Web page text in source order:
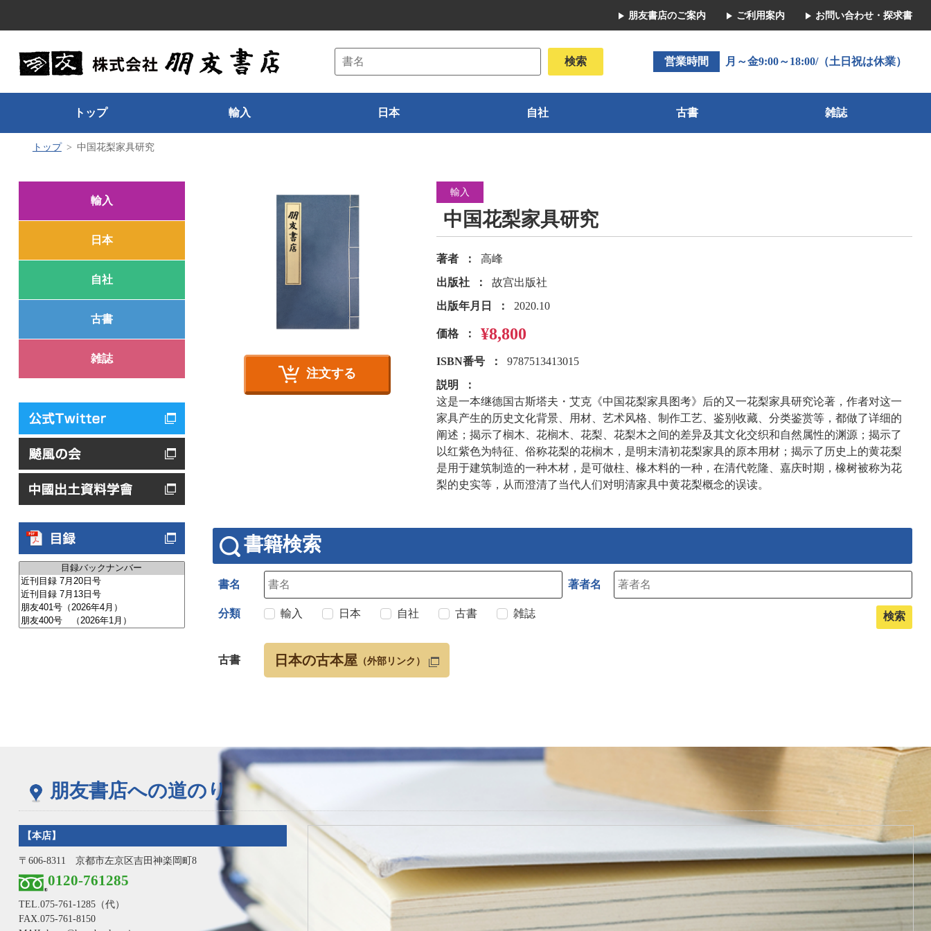
朋友書店のご案内 ご利用案内 お問い合わせ・探求書
営業時間 月～金9:00～18:00/（土日祝は休業）
トップ 輸入 日本 自社 古書 雑誌
トップ 中国花梨家具研究
輸入
日本
自社
古書
雑誌
注文する
輸入
中国花梨家具研究
著者
高峰
出版社
故宫出版社
出版年月日
2020.10
価格 ¥8,800
ISBN番号
9787513413015
説明
这是一本继德国古斯塔夫・艾克《中国花梨家具图考》后的又一花梨家具研究论著，作者对这一
家具产生的历史文化背景、用材、艺术风格、制作工艺、鉴别收藏、分类鉴赏等，都做了详细的
阐述；揭示了榈木、花榈木、花梨、花梨木之间的差异及其文化交织和自然属性的渊源；揭示了
以红紫色为特征、俗称花梨的花榈木，是明末清初花梨家具的原本用材；揭示了历史上的黄花梨
是用于建筑制造的一种木材，是可做柱、椽木料的一种，在清代乾隆、嘉庆时期，橡树被称为花
梨的史实等，从而澄清了当代人们对明清家具中黄花梨概念的误读。
書籍検索
書名 著者名
分類 輸入 日本 自社 古書 雑誌
古書 日本の古本屋 （外部リンク）
朋友書店への道のり
【本店】
〒606-8311 京都市左京区吉田神楽岡町8
0120-761285
TEL. 075-761-1285（代）
FAX.075-761-8150